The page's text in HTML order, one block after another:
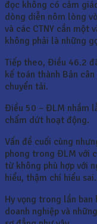
đọc không có cảm
dòng diễn nôm lòng
và các CTNY cần một
không phải là những
Tiếp theo, Điều 46.2
kế toán thành Bản
chuyển tải.
Điều 50 – ĐLM nhầm
chấm dứt hoạt động.
Vấn đề cuối cùng
phong trong ĐLM với
từ không phù hợp với
hiểu, thậm chí hiểu sai.
Hy vọng trong lần
doanh nghiệp và